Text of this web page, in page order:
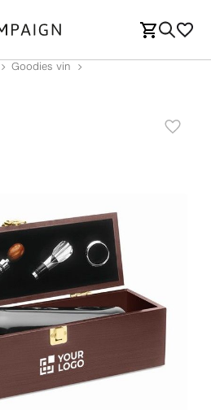
Goodies vin